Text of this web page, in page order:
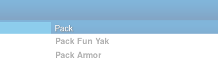
Pack
Pack Fun Yak
Pack Armor